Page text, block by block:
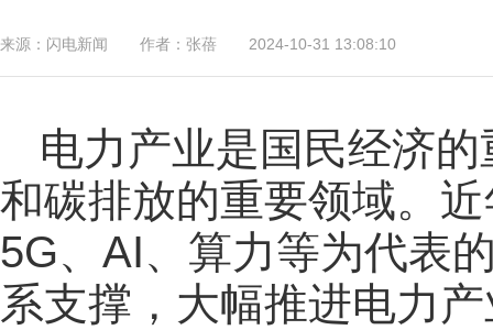
来源： 闪电新闻 作者： 张蓓 2024-10-31 13:08:10
电力产业是国民经济
和碳排放的重要领域。
5G、AI、算力等为代表
系支撑，大幅推进电力